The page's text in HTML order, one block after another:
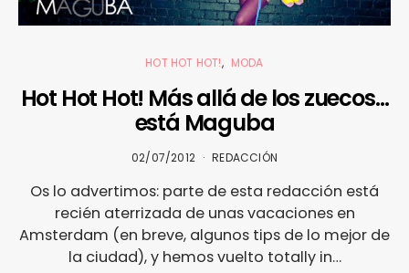
HOT HOT HOT! MODA
Hot Hot Hot! Más allá de los zuecos…
está Maguba
02/07/2012 REDACCIÓN
Os lo advertimos: parte de esta redacción está
recién aterrizada de unas vacaciones en
Amsterdam (en breve, algunos tips de lo mejor de
la ciudad), y hemos vuelto totally in…